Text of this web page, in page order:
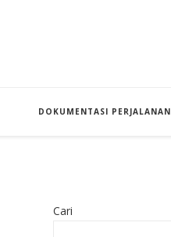
DOKUMENTASI PERJALANAN
Cari